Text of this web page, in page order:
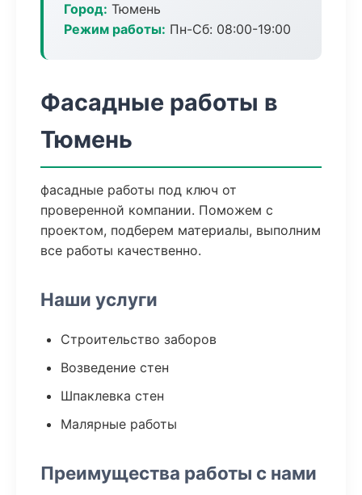
Город: Тюмень
Режим работы: Пн-Сб: 08:00-19:00
Фасадные работы в
Тюмень
фасадные работы под ключ от
проверенной компании. Поможем с
проектом, подберем материалы, выполним
все работы качественно.
Наши услуги
Строительство заборов
Возведение стен
Шпаклевка стен
Малярные работы
Преимущества работы с нами